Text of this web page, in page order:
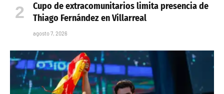
Cupo de extracomunitarios limita presencia de
Thiago Fernández en Villarreal
agosto 7, 2026